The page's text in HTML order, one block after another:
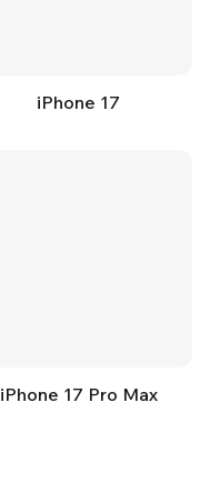
iPhone 17
iPhone 17 Pro Max